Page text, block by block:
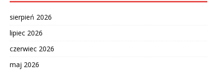
sierpień 2026
lipiec 2026
czerwiec 2026
maj 2026